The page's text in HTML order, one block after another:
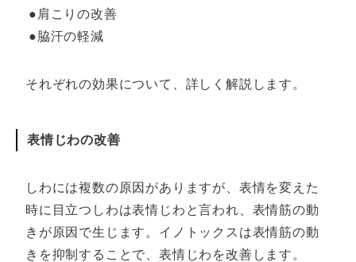
●肩こりの改善
●脇汗の軽減
それぞれの効果について、詳しく解説します。
表情じわの改善
しわには複数の原因がありますが、表情を変えた
時に目立つしわは表情じわと言われ、表情筋の動
きが原因で生じます。イノトックスは表情筋の動
きを抑制することで、表情じわを改善します。